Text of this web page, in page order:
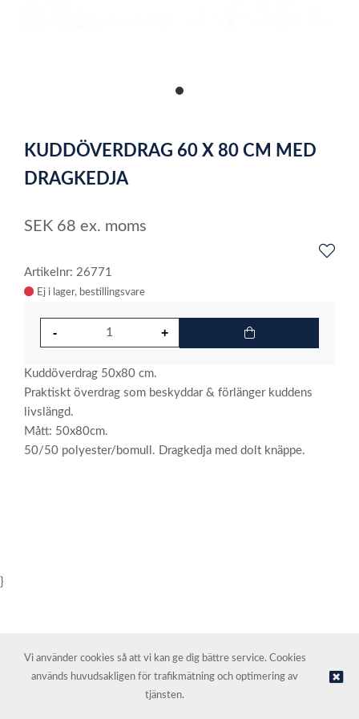
item
of
1
KUDDÖVERDRAG 60 X 80 CM MED
DRAGKEDJA
SEK 68 ex. moms
Artikelnr: 26771
Ej i lager
Kuddöverdrag 50x80 cm.
Praktiskt överdrag som beskyddar & förlänger kuddens
livslängd.
Mått: 50x80cm.
50/50 polyester/bomull. Dragkedja med dolt knäppe.
}
© NORDIC HOTEL SUPPORT AS | Webbutik tillhandahålls av
Kréatif
AS
Vi använder cookies så att vi kan ge dig bättre service. Cookies
används huvudsakligen för trafikmätning och optimering av
tjänsten.